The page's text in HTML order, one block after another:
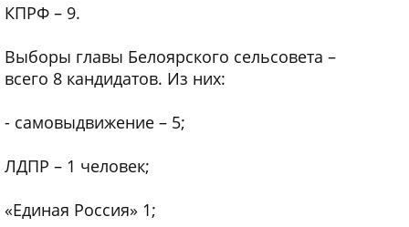
КПРФ – 9.
Выборы главы Белоярского сельсовета –
всего 8 кандидатов. Из них:
- самовыдвижение – 5;
ЛДПР – 1 человек;
«Единая Россия» 1;